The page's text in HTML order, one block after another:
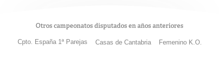
Otros campeonatos disputados en años anteriores
Cpto. España 1ª Parejas Casas de Cantabria Femenino K.O.